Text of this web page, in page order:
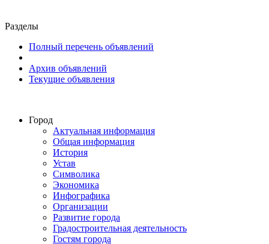
Разделы
Полный перечень объявлений
Архив объявлений
Текущие объявления
Город
Актуальная информация
Общая информация
История
Устав
Символика
Экономика
Инфографика
Организации
Развитие города
Градостроительная деятельность
Гостям города